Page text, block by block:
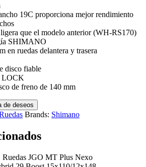
19C proporciona mejor rendimiento
que el modelo anterior (WH-RS170)
SHIMANO
en ruedas delantera y trasera
disco fiable
LOCK
de freno de 140 mm
de deseos
Brands: Shimano